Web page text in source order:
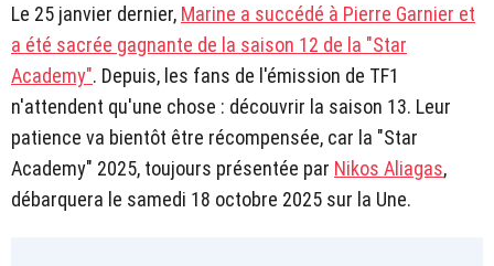
Le 25 janvier dernier, Marine a succédé à Pierre Garnier et
a été sacrée gagnante de la saison 12 de la "Star
Academy". Depuis, les fans de l'émission de TF1
n'attendent qu'une chose : découvrir la saison 13. Leur
patience va bientôt être récompensée, car la "Star
Academy" 2025, toujours présentée par Nikos Aliagas,
débarquera le samedi 18 octobre 2025 sur la Une.